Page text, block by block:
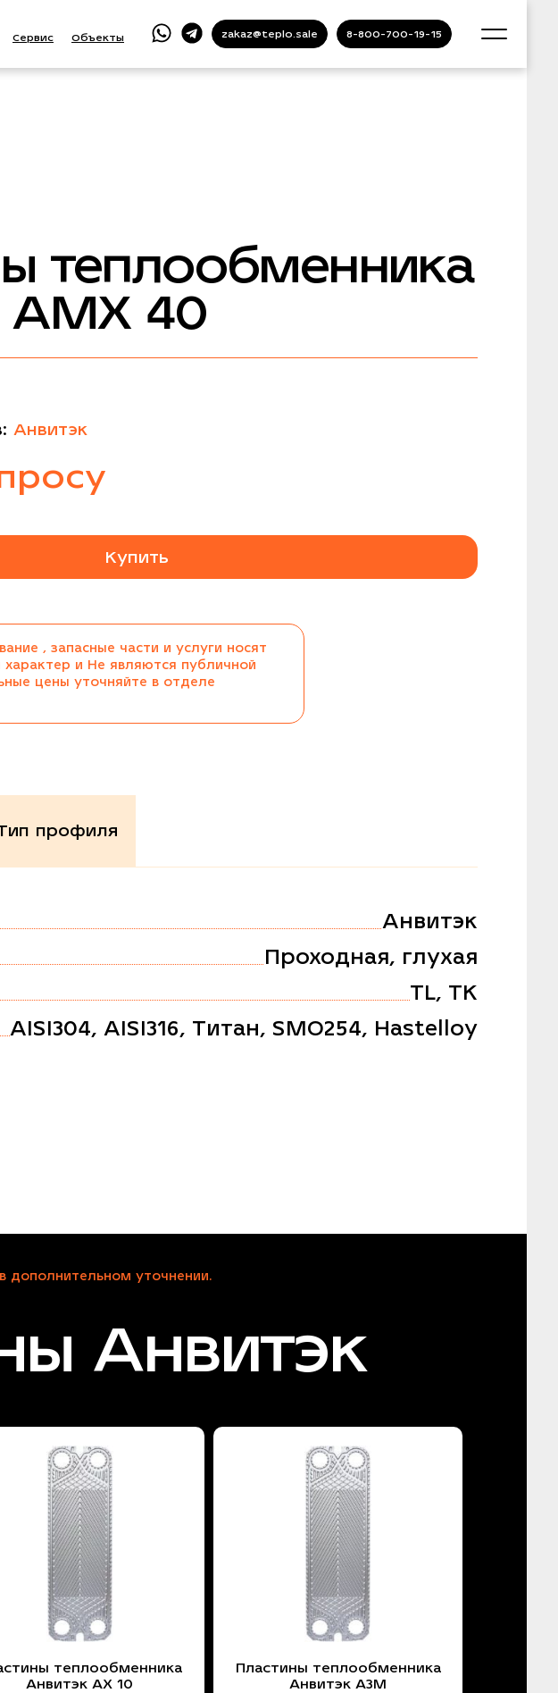
Сервис Объекты zakaz@teplo.sale 8-800-700-19-15
теплообменника
AMX 40
Анвитэк
Купить
, запасные части и услуги носят
и Не являются публичной
цены уточняйте в отделе
профиля
Анвитэк
Проходная, глухая
TL, TK
AISI304, AISI316, Титан, SMO254, Hastelloy
дополнительном уточнении.
Анвитэк
теплообменника
Анвитэк AX 10
Пластины теплообменника
Анвитэк A3M